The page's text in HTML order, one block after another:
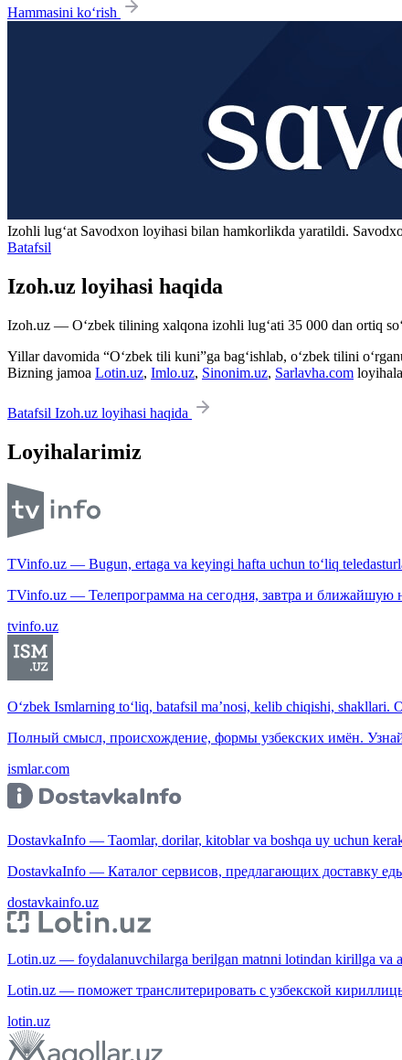
Hammasini ko‘rish
Izohli lugʻat Savodxon loyihasi bilan hamkorlikda yaratildi.
Batafsil
Izoh.uz loyihasi haqida
Izoh.uz — O‘zbek tilining xalqona izohli lug‘ati 35 000 dan ortiq
Yillar davomida “O‘zbek tili kuni”ga bag‘ishlab, o‘zbek tilini
Bizning jamoa Lotin.uz, Imlo.uz, Sinonim.uz, Sarlavha.com
Batafsil Izoh.uz loyihasi haqida
Loyihalarimiz
TVinfo.uz — Bugun, ertaga va keyingi hafta uchun to‘liq
TVinfo.uz — Телепрограмма на сегодня, завтра и ближайшую
tvinfo.uz
O‘zbek Ismlarning to‘liq, batafsil ma’nosi, kelib chiqishi,
Полный смысл, происхождение, формы узбекских имён.
ismlar.com
DostavkaInfo — Taomlar, dorilar, kitoblar va boshqa uy uchun
DostavkaInfo — Каталог сервисов, предлагающих доставку
dostavkainfo.uz
Lotin.uz — foydalanuvchilarga berilgan matnni lotindan kirillga va
Lotin.uz — поможет транслитерировать с узбекской
lotin.uz